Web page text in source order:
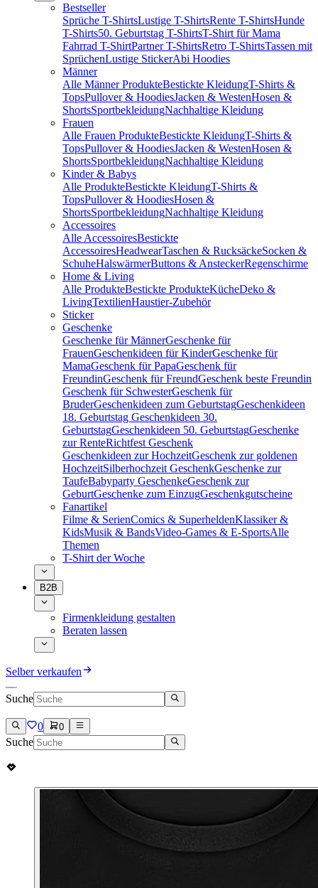
Bestseller
Sprüche T-ShirtsLustige T-ShirtsRente T-ShirtsHunde
T-Shirts50. Geburtstag T-ShirtsT-Shirt für Mama
Fahrrad T-ShirtPartner T-ShirtsRetro T-ShirtsTassen mit
SprüchenLustige StickerAbi Hoodies
Männer
Alle Männer ProdukteBestickte KleidungT-Shirts &
TopsPullover & HoodiesJacken & WestenHosen &
ShortsSportbekleidungNachhaltige Kleidung
Frauen
Alle Frauen ProdukteBestickte KleidungT-Shirts &
TopsPullover & HoodiesJacken & WestenHosen &
ShortsSportbekleidungNachhaltige Kleidung
Kinder & Babys
Alle ProdukteBestickte KleidungT-Shirts &
TopsPullover & HoodiesHosen &
ShortsSportbekleidungNachhaltige Kleidung
Accessoires
Alle AccessoiresBestickte
AccessoiresHeadwearTaschen & RucksäckeSocken &
SchuheHalswärmerButtons & AnsteckerRegenschirme
Home & Living
Alle ProdukteBestickte ProdukteKücheDeko &
LivingTextilienHaustier-Zubehör
Sticker
Geschenke
Geschenke für MännerGeschenke für
FrauenGeschenkideen für KinderGeschenke für
MamaGeschenk für PapaGeschenk für
FreundinGeschenk für FreundGeschenk beste Freundin
Geschenk für SchwesterGeschenk für
BruderGeschenkideen zum GeburtstagGeschenkideen
18. Geburtstag Geschenkideen 30.
GeburtstagGeschenkideen 50. GeburtstagGeschenke
zur RenteRichtfest Geschenk
Geschenkideen zur HochzeitGeschenk zur goldenen
HochzeitSilberhochzeit GeschenkGeschenke zur
TaufeBabyparty GeschenkeGeschenk zur
GeburtGeschenke zum EinzugGeschenkgutscheine
Fanartikel
Filme & SerienComics & SuperheldenKlassiker &
KidsMusik & BandsVideo-Games & E-SportsAlle
Themen
T-Shirt der Woche
B2B
Firmenkleidung gestalten
Beraten lassen
Selber verkaufen
Suche
0 0
Suche